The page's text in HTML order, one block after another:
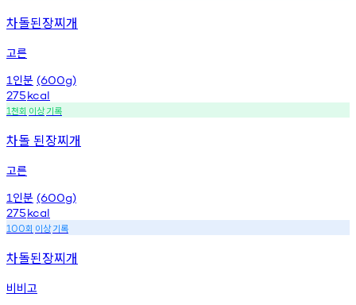
차돌된장찌개
고른
1 인분 (600g)
275kcal
1천회 이상기록
차돌 된장찌개
고른
1 인분 (600g)
275kcal
100회 이상기록
차돌된장찌개
비비고